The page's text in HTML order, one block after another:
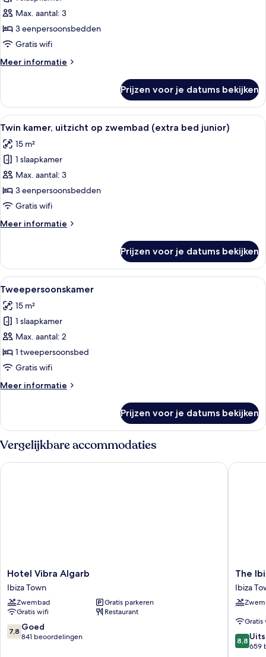
kamer,
uitzicht
op
(extra
laden
Max. aantal: 3
3 eenpersoonsbedden
Gratis wifi
Meer informatie
Meer
kamer,
uitzicht
op
(extra
bed
adult)
Prijzen voor je datums bekijken
Alle
foto's
voor
Twin
kamer,
uitzicht
op
(extra
laden
Een balkon met uitzicht op een
4
Twin kamer, uitzicht op zwembad (extra bed junior)
15 m²
1 slaapkamer
Max. aantal: 3
3 eenpersoonsbedden
Gratis wifi
Meer informatie
Meer
kamer,
uitzicht
op
zwembad
(extra
bed
junior)
Prijzen voor je datums bekijken
Alle
foto's
voor
Tweepersoonskamer
laden
Een hotelkamer met een bed,
9
Tweepersoonskamer
15 m²
1 slaapkamer
Max. aantal: 2
1 tweepersoonsbed
Gratis wifi
Meer informatie
Meer
Prijzen voor je datums bekijken
Vergelijkbare accommodaties
Hotel
Vibra
Algarb
Ibiza
Town
Hotel Vibra Algarb
Ibiza Town
Zwembad
Gratis parkeren
Gratis wifi
Restaurant
7.8
van
7,8 Goed
841 beoordelingen
Hotel Vibra Algarb
The
Ibiza
Twiins
Hotel
Town
The
Ibiza
Gratis
8.8
van
8,8
659
The